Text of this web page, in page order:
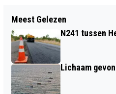
HORTUS ALKMAAR
2023; THEMA
Meest Gelezen
N241 tussen
Lichaam